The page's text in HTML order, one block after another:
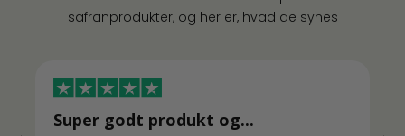
safranprodukter, og her er, hvad de synes
Super godt produkt og...